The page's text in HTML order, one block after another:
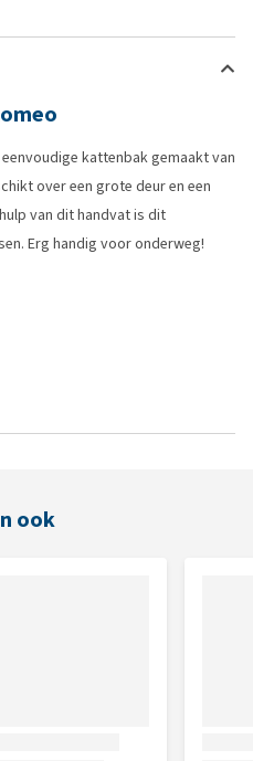
kattenbak gemaakt van
over een grote deur en een
van dit handvat is dit
Erg handig voor onderweg!
ook